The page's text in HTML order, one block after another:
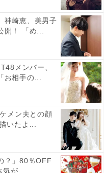
神崎恵、美男子
開！ 「め...
メンバー、
お相手の...
メン夫との顔
いたよ...
？」80％OFF
気が...